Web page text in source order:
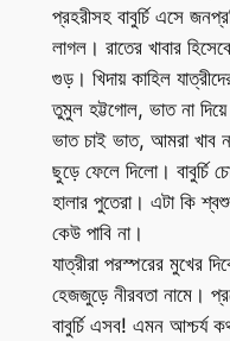
প্রহরীসহ বাবুর্চি এসে
লাগল। রাতের খাবার
গুড়। খিদায় কাহিল
তুমুল হট্টগোল, ভাত না
ভাত চাই ভাত, আমরা খাব
ছুড়ে ফেলে দিলো। বাবুর্চি
হালার পুতেরা। এটা কি
কেউ পাবি না।
যাত্রীরা পরস্পরের মুখের
হেজজুড়ে নীরবতা নামে।
বাবুর্চি এসব! এমন আশ্চর্য